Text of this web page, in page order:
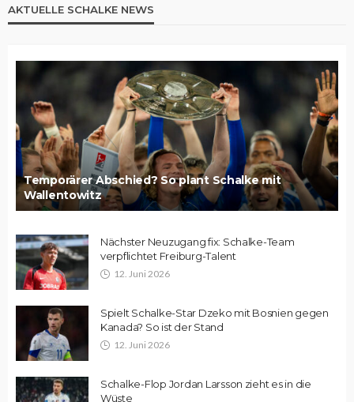
AKTUELLE SCHALKE NEWS
Temporärer Abschied? So plant Schalke mit
Wallentowitz
Nächster Neuzugang fix: Schalke-Team
verpflichtet Freiburg-Talent
12. Juni 2026
Spielt Schalke-Star Dzeko mit Bosnien gegen
Kanada? So ist der Stand
12. Juni 2026
Schalke-Flop Jordan Larsson zieht es in die
Wüste